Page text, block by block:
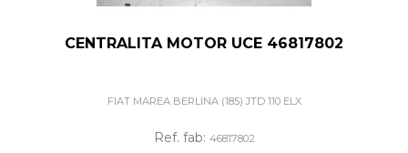
CENTRALITA MOTOR UCE 46817802
FIAT MAREA BERLINA (185) JTD 110 ELX
Ref. fab: 46817802